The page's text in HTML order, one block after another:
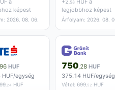
képest
2026. 08. 06.
,58
legjobbhoz képest
Árfolyam: 2026. 08.
HUF
egység
,24 HUF
750 ,28 HUF
375.14 HUF/egység
Vétel: 699 ,52 HUF